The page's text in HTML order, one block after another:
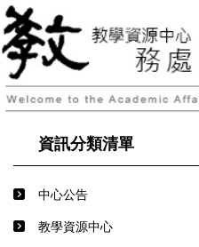
跳
到
主
要
內
容
資訊分類清單
中心公告
教學資源中心